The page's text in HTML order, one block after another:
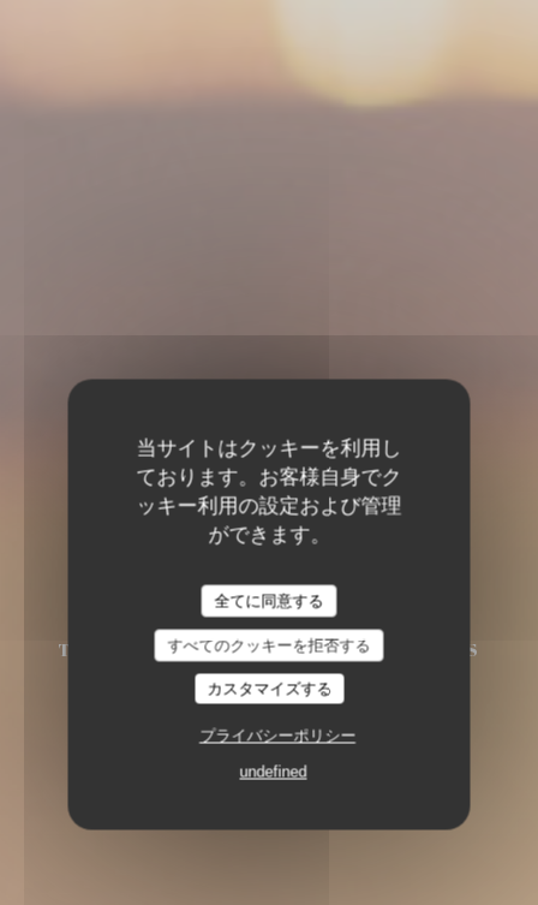
当サイトはクッキーを利用し
ております。お客様自身でク
ッキー利用の設定および管理
ができます。
全てに同意する
すべてのクッキーを拒否する
カスタマイズする
プライバシーポリシー
undefined
TABLE PL. ROUPPE 10 1000 BRUXELLES
Klok